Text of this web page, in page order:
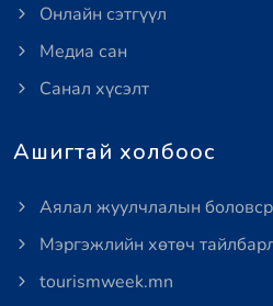
Онлайн сэтгүүл
Медиа сан
Санал хүсэлт
Ашигтай холбоос
Аялал жуулчлалын
Мэргэжлийн хөтөч
tourismweek.mn